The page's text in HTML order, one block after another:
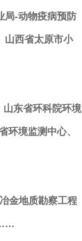
局-动物疫病预防
山西省太原市小
东省环科院环境
环境监测中心、
金地质勘察工程
……